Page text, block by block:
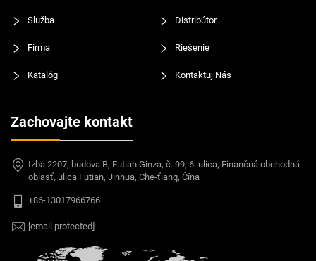
Služba Distribútor
Firma Riešenie
Katalóg Kontaktuj Nás
Zachovajte kontakt
Izba 2207, budova B, Futian Ginza, č. 99, 6. ulica, Finančná obchodná
oblasť, ulica Futian, Jinhua, Che-ťiang, Čína
+86-13017966766
[email protected]